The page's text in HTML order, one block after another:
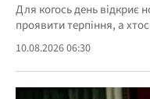
Для когось день відкриє
проявити терпіння, а
10.08.2026 06:30